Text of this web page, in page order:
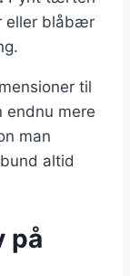
eller blåbær
til
endnu mere
man
altid
på